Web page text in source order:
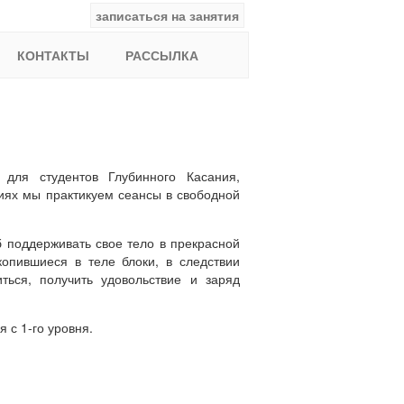
записаться на занятия
КОНТАКТЫ РАССЫЛКА
студентов Глубинного Касания,
мы практикуем сеансы в свободной
свое тело в прекрасной
в теле блоки, в следствии
получить удовольствие и заряд
1-го уровня.